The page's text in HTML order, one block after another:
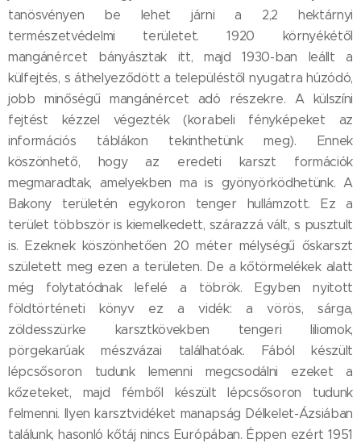
tanösvényen be lehet járni a 2,2 hektárnyi
természetvédelmi területet. 1920 környékétől
mangánércet bányásztak itt, majd 1930-ban leállt a
külfejtés, s áthelyeződött a településtől nyugatra húzódó,
jobb minőségű mangánércet adó részekre. A külszíni
fejtést kézzel végezték (korabeli fényképeket az
információs táblákon tekinthetünk meg). Ennek
köszönhető, hogy az eredeti karszt formációk
megmaradtak, amelyekben ma is gyönyörködhetünk. A
Bakony területén egykoron tenger hullámzott. Ez a
terület többször is kiemelkedett, szárazzá vált, s pusztult
is. Ezeknek köszönhetően 20 méter mélységű őskarszt
született meg ezen a területen. De a kőtörmelékek alatt
még folytatódnak lefelé a töbrök. Egyben nyitott
földtörténeti könyv ez a vidék: a vörös, sárga,
zöldesszürke karsztkövekben tengeri liliomok,
pörgekarúak mészvázai találhatóak. Fából készült
lépcsősoron tudunk lemenni megcsodálni ezeket a
kőzeteket, majd fémből készült lépcsősoron tudunk
felmenni. Ilyen karsztvidéket manapság Délkelet-Ázsiában
találunk, hasonló kőtáj nincs Európában. Éppen ezért 1951